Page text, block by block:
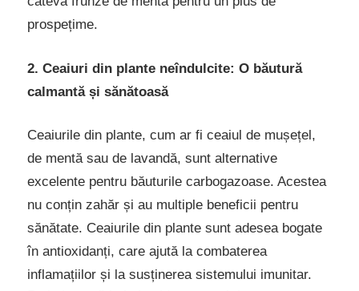
prospețime.
2. Ceaiuri din plante neîndulcite: O băutură
calmantă și sănătoasă
Ceaiurile din plante, cum ar fi ceaiul de mușețel,
de mentă sau de lavandă, sunt alternative
excelente pentru băuturile carbogazoase. Acestea
nu conțin zahăr și au multiple beneficii pentru
sănătate. Ceaiurile din plante sunt adesea bogate
în antioxidanți, care ajută la combaterea
inflamațiilor și la susținerea sistemului imunitar.